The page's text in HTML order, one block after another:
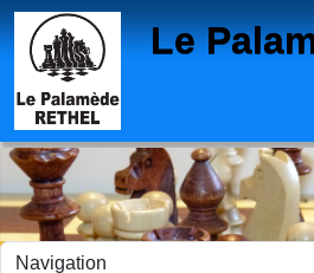
Le
Panneau de gestion des cookies